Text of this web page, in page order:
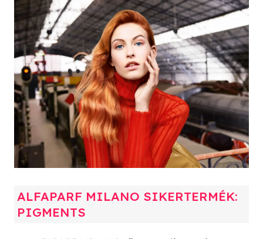
ALFAPARF MILANO SIKERTERMÉK:
PIGMENTS